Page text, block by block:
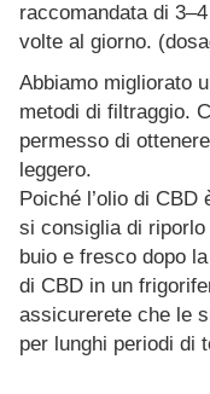
raccomandata di
volte al giorno.
Abbiamo migliorato
metodi di filtraggio.
permesso di
leggero.
Poiché l’olio di CBD
si consiglia di riporlo
buio e fresco dopo
di CBD in un
assicurerete che le
per lunghi periodi di